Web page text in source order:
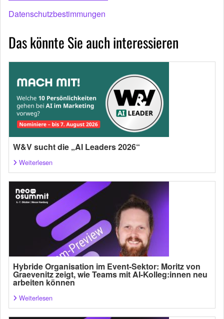
Datenschutzbestimmungen
Das könnte Sie auch interessieren
W&V sucht die „AI Leaders 2026“
Weiterlesen
Hybride Organisation im Event-Sektor: Moritz von
Graevenitz zeigt, wie Teams mit AI-Kolleg:innen neu
arbeiten können
Weiterlesen